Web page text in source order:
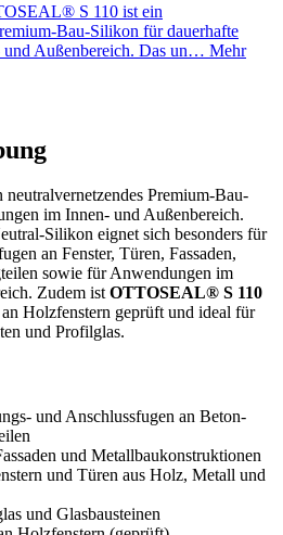
S 110 ist ein
Bau-Silikon für dauerhafte
Außenbereich. Das un… Mehr
neutralvernetzendes Premium-Bau-
im Innen- und Außenbereich.
Silikon eignet sich besonders für
an Fenster, Türen, Fassaden,
sowie für Anwendungen im
Zudem istOTTOSEAL® S 110
Holzfenstern geprüft und ideal für
und Profilglas.
und Anschlussfugen an Beton-
und Metallbaukonstruktionen
und Türen aus Holz, Metall und
und Glasbausteinen